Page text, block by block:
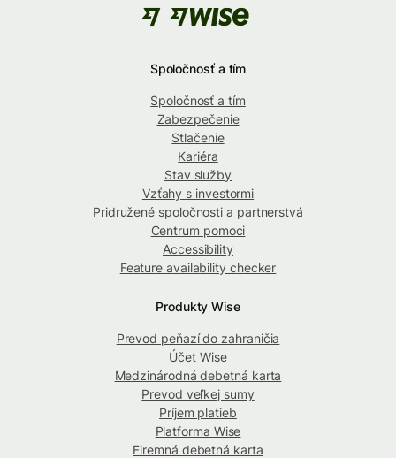
Spoločnosť a tím
Spoločnosť a tím
Zabezpečenie
Stlačenie
Kariéra
Stav služby
Vzťahy s investormi
Pridružené spoločnosti a partnerstvá
Centrum pomoci
Accessibility
Feature availability checker
Produkty Wise
Prevod peňazí do zahraničia
Účet Wise
Medzinárodná debetná karta
Prevod veľkej sumy
Príjem platieb
Platforma Wise
Firemná debetná karta